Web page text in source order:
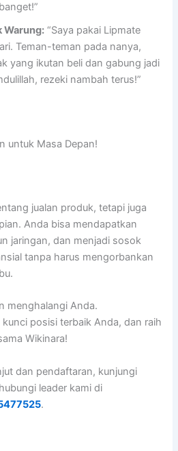
Warung: “Saya pakai Lipmate
Teman-teman pada nanya,
yang ikutan beli dan gabung jadi
rezeki nambah terus!”
untuk Masa Depan!
jualan produk, tetapi juga
Anda bisa mendapatkan
jaringan, dan menjadi sosok
tanpa harus mengorbankan
menghalangi Anda.
posisi terbaik Anda, dan raih
Wikinara!
dan pendaftaran, kunjungi
leader kami di
.